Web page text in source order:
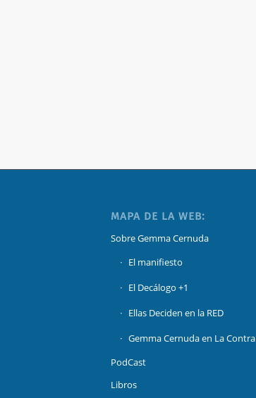
MAPA DE LA WEB:
Sobre Gemma Cernuda
El manifiesto
El Decálogo +1
Ellas Deciden en la RED
Gemma Cernuda en La Contra
PodCast
Libros